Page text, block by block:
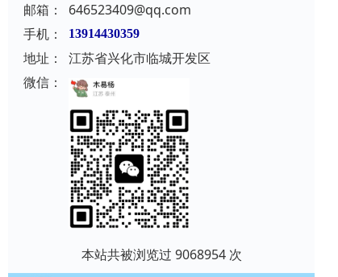
邮箱：
646523409@qq.com
手机：
13914430359
地址：
江苏省兴化市临城开发区
微信：
本站共被浏览过 9068954 次